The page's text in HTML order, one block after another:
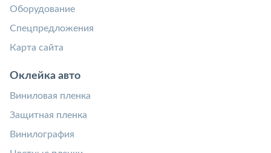
Оборудование
Спецпредложения
Карта сайта
Оклейка авто
Виниловая пленка
Защитная пленка
Винилография